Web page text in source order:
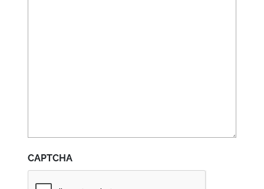
CAPTCHA